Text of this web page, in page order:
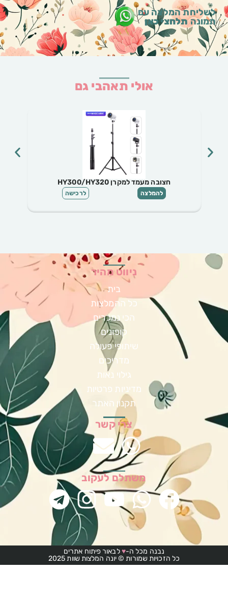
לשליחת המלצה עם
תמונהתלחצי כאן
אולי תאהבי גם
חצובה מעמד למקרן HY300/HY320
להמלצה לרכישה
ניווט מהיר
בית
כל ההמלצות
הכי נמכרים
קופונים
שיתופי פעולה
מדריכים
גילוי נאות
מדיניות פרטיות
תקנון האתר
צרי קשר
משתלם לעקוב
נבנה מכל ה-♥לבאור פיתוח אתרים
כל הזכויות שמורות © יונה המלצות שוות 2025